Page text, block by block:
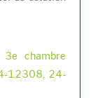
chambre
12308, 24-